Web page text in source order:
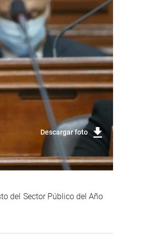
Descargar foto
del Sector Público del Año